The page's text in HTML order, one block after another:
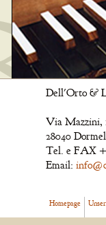
Dell'Orto &
Via Mazzini,
28040
Tel. e FAX
Email:
Homepage